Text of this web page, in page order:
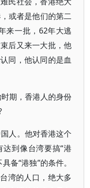
或者是他们的第二
来一批，62年大逃
后又来一大批，他
同，他认同的是血
期，香港人的身份
人。他对香港这个
到像台湾要搞“港
备“港独”的条件。
湾的人口，绝大多